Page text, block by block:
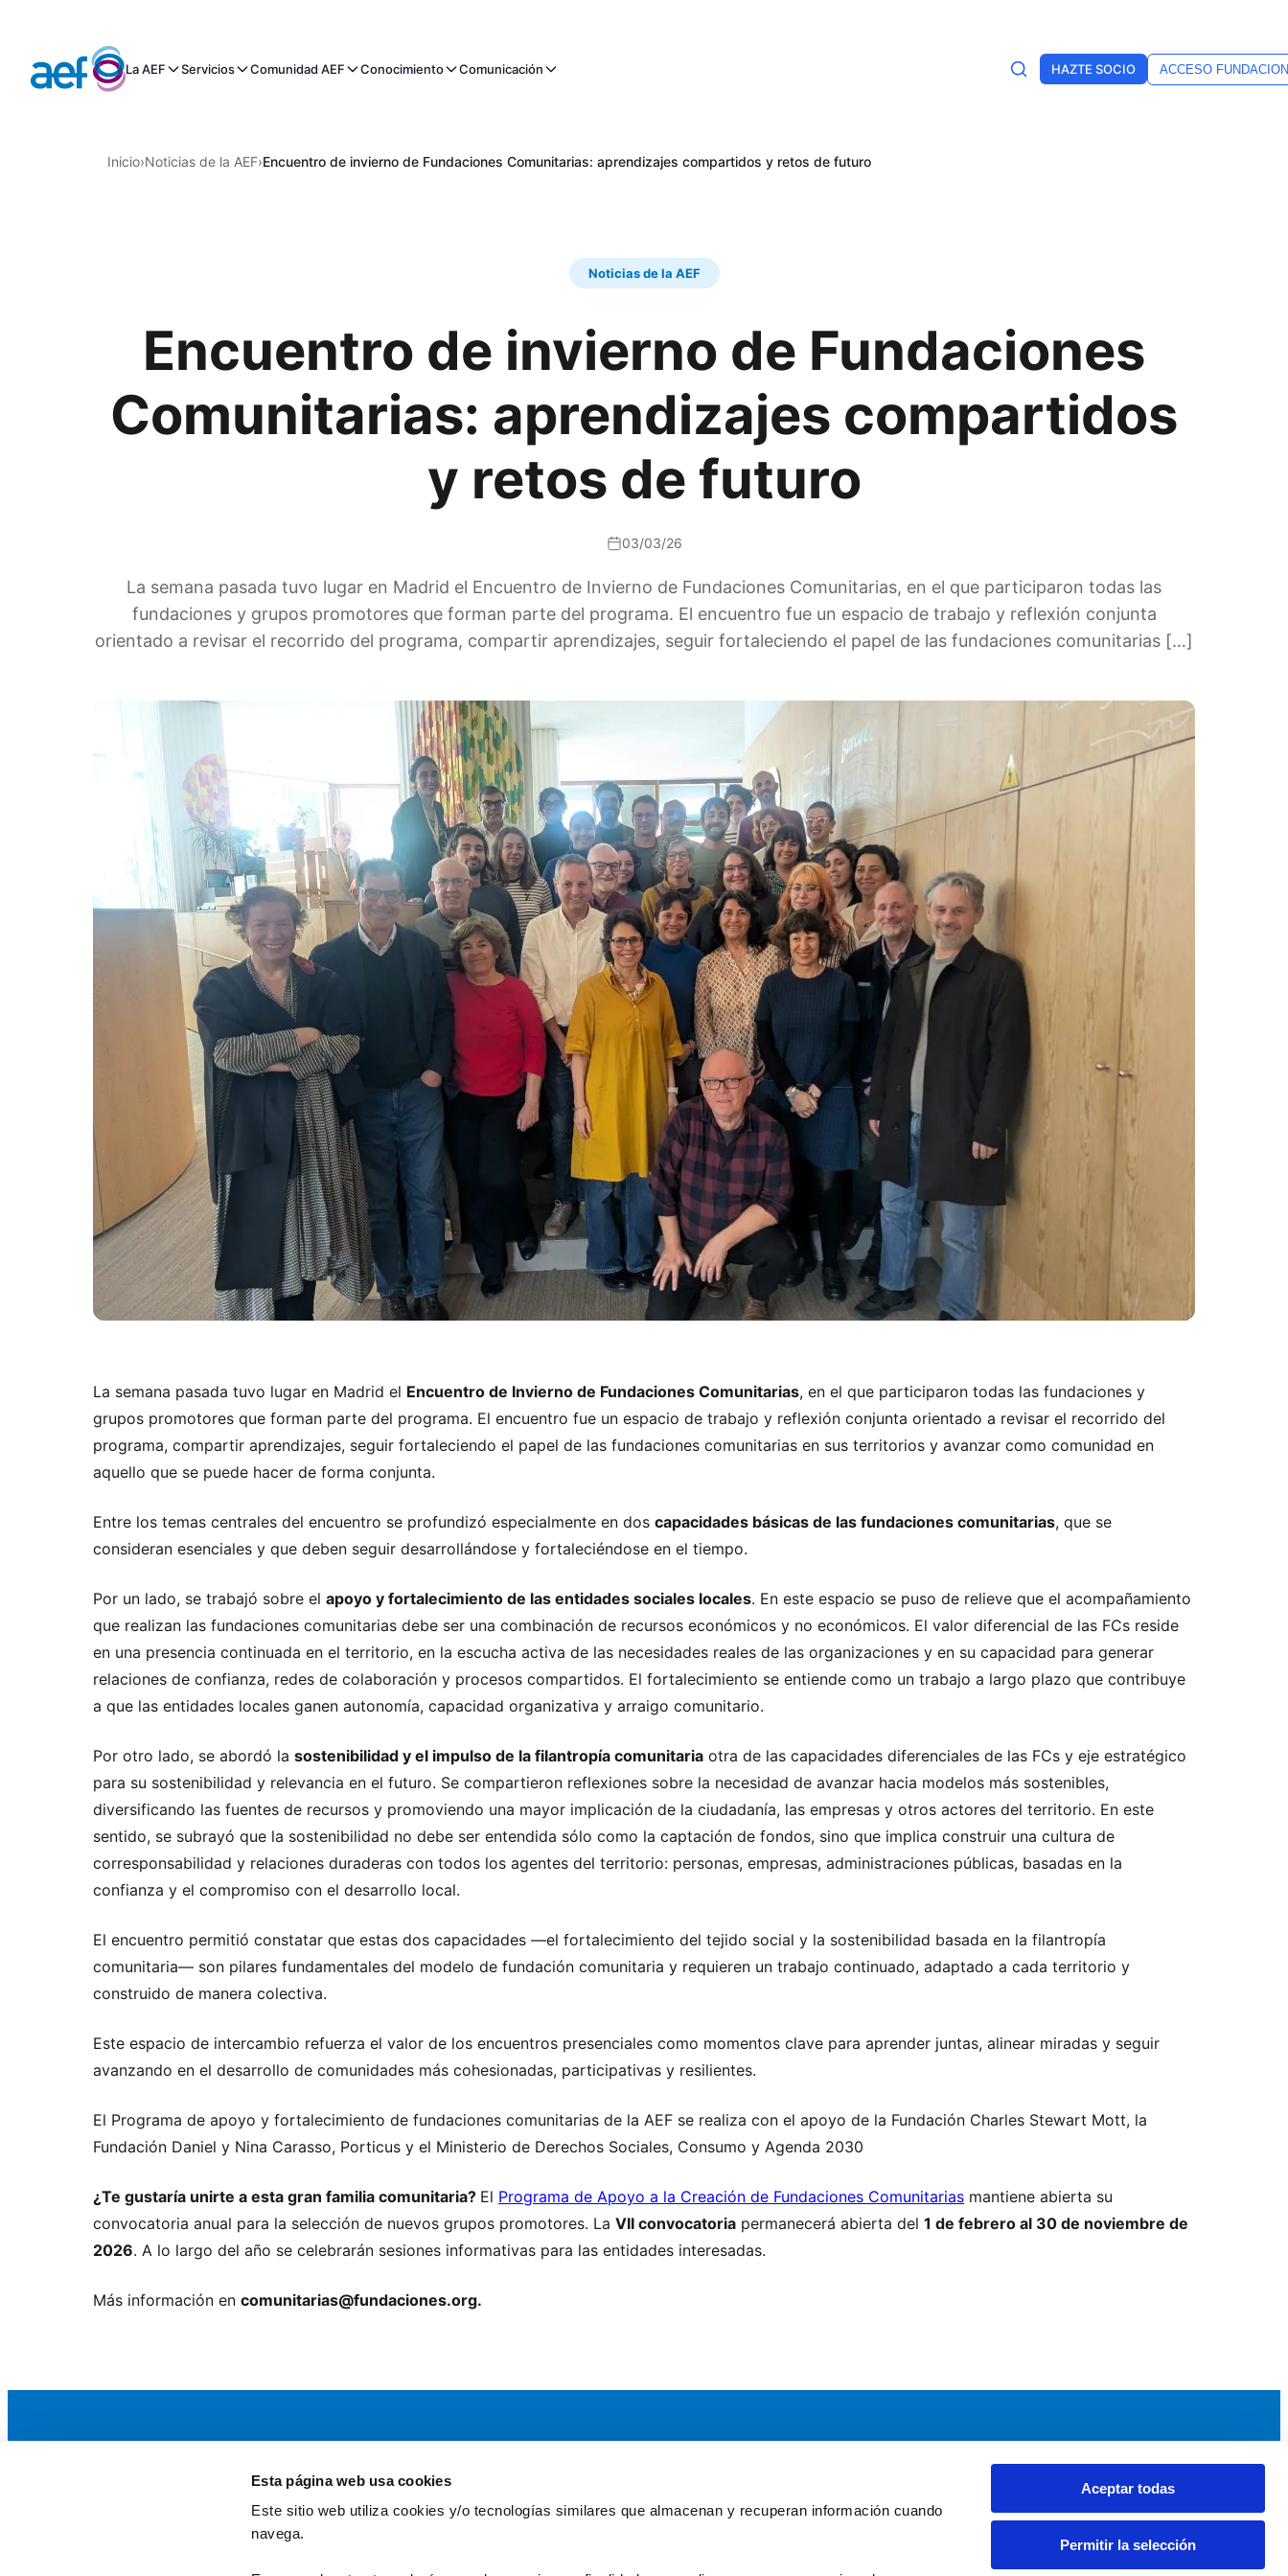
Esta página web usa cookies
Este sitio web utiliza cookies y/o tecnologías similares que almacenan y recuperan información cuando
navega.
Aceptar todas
Permitir la selección
La AEF Servicios Comunidad AEF Conocimiento Comunicación HAZTE SOCIO ACCESO
Inicio›Noticias de la AEF›Encuentro de invierno de Fundaciones Comunitarias: aprendizajes compartidos y retos de futuro
Noticias de la AEF
Encuentro de invierno de Fundaciones
Comunitarias: aprendizajes compartidos
y retos de futuro
03/03/26
La semana pasada tuvo lugar en Madrid el Encuentro de Invierno de Fundaciones Comunitarias, en el que participaron todas las
fundaciones y grupos promotores que forman parte del programa. El encuentro fue un espacio de trabajo y reflexión conjunta
orientado a revisar el recorrido del programa, compartir aprendizajes, seguir fortaleciendo el papel de las fundaciones comunitarias […]
La semana pasada tuvo lugar en Madrid el Encuentro de Invierno de Fundaciones Comunitarias, en el que participaron todas las fundaciones y
grupos promotores que forman parte del programa. El encuentro fue un espacio de trabajo y reflexión conjunta orientado a revisar el recorrido del
programa, compartir aprendizajes, seguir fortaleciendo el papel de las fundaciones comunitarias en sus territorios y avanzar como comunidad en
aquello que se puede hacer de forma conjunta.
Entre los temas centrales del encuentro se profundizó especialmente en dos capacidades básicas de las fundaciones comunitarias, que se
consideran esenciales y que deben seguir desarrollándose y fortaleciéndose en el tiempo.
Por un lado, se trabajó sobre el apoyo y fortalecimiento de las entidades sociales locales. En este espacio se puso de relieve que el acompañamiento
que realizan las fundaciones comunitarias debe ser una combinación de recursos económicos y no económicos. El valor diferencial de las FCs reside
en una presencia continuada en el territorio, en la escucha activa de las necesidades reales de las organizaciones y en su capacidad para generar
relaciones de confianza, redes de colaboración y procesos compartidos. El fortalecimiento se entiende como un trabajo a largo plazo que contribuye
a que las entidades locales ganen autonomía, capacidad organizativa y arraigo comunitario.
Por otro lado, se abordó la sostenibilidad y el impulso de la filantropía comunitaria otra de las capacidades diferenciales de las FCs y eje estratégico
para su sostenibilidad y relevancia en el futuro. Se compartieron reflexiones sobre la necesidad de avanzar hacia modelos más sostenibles,
diversificando las fuentes de recursos y promoviendo una mayor implicación de la ciudadanía, las empresas y otros actores del territorio. En este
sentido, se subrayó que la sostenibilidad no debe ser entendida sólo como la captación de fondos, sino que implica construir una cultura de
corresponsabilidad y relaciones duraderas con todos los agentes del territorio: personas, empresas, administraciones públicas, basadas en la
confianza y el compromiso con el desarrollo local.
El encuentro permitió constatar que estas dos capacidades —el fortalecimiento del tejido social y la sostenibilidad basada en la filantropía
comunitaria— son pilares fundamentales del modelo de fundación comunitaria y requieren un trabajo continuado, adaptado a cada territorio y
construido de manera colectiva.
Este espacio de intercambio refuerza el valor de los encuentros presenciales como momentos clave para aprender juntas, alinear miradas y seguir
avanzando en el desarrollo de comunidades más cohesionadas, participativas y resilientes.
El Programa de apoyo y fortalecimiento de fundaciones comunitarias de la AEF se realiza con el apoyo de la Fundación Charles Stewart Mott, la
Fundación Daniel y Nina Carasso, Porticus y el Ministerio de Derechos Sociales, Consumo y Agenda 2030
¿Te gustaría unirte a esta gran familia comunitaria? El Programa de Apoyo a la Creación de Fundaciones Comunitarias mantiene abierta su
convocatoria anual para la selección de nuevos grupos promotores. La VII convocatoria permanecerá abierta del 1 de febrero al 30 de noviembre de
2026. A lo largo del año se celebrarán sesiones informativas para las entidades interesadas.
Más información en comunitarias@fundaciones.org.
Quienes somos
Noticias y Eventos
Eventos